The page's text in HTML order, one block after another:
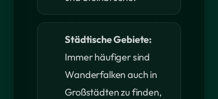
Städtische Gebiete:
Immer häufiger sind
Wanderfalken auch in
Großstädten zu finden,